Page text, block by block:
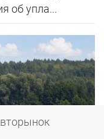
об упла...